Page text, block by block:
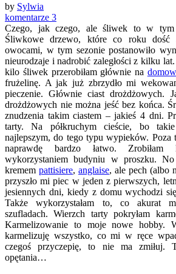
by Sylwia
komentarze 3
Czego, jak czego, ale śliwek to w
Śliwkowe drzewo, które co roku dość
owocami, w tym sezonie postanowiło
nieurodzaje i nadrobić zaległości z kilku
kilo śliwek przerobiłam głównie na
frużelinę. A jak już zbrzydło mi
pieczenie. Głównie ciast drożdżowych.
drożdżowych nie można jeść bez końca.
znudzenia takim ciastem – jakieś 4 dni.
tarty. Na półkruchym cieście, bo
najlepszym, do tego typu wypieków.
naprawdę bardzo łatwo.
wykorzystaniem budyniu w proszku. No
kremem pattisiere, anglaise, ale pech (albo
przyszło mi piec w jeden z pierwszych,
jesiennych dni, kiedy z domu wychodzi
Także wykorzystałam to, co akurat
szufladach. Wierzch tarty pokryłam
Karmelizowanie to moje nowe hobby.
karmelizuję wszystko, co mi w ręce
czegoś przyczepię, to nie ma zmiłuj.
opętania…